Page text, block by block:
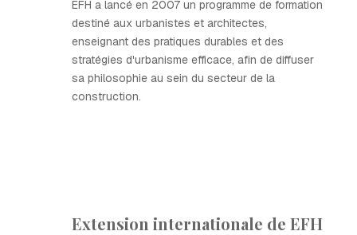
EFH a lancé en 2007 un programme de formation
destiné aux urbanistes et architectes,
enseignant des pratiques durables et des
stratégies d'urbanisme efficace, afin de diffuser
sa philosophie au sein du secteur de la
construction.
Extension internationale de EFH